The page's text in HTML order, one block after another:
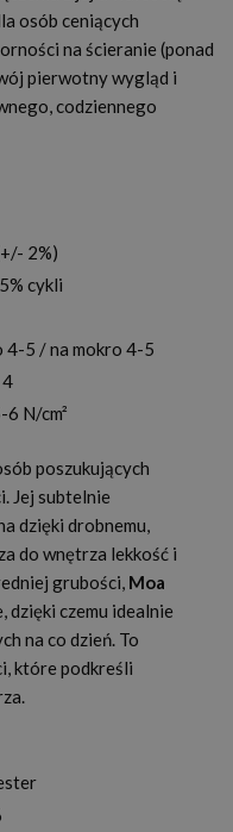
osób ceniących
na ścieranie (ponad
pierwotny wygląd i
codziennego
2%)
cykli
4-5 / na mokro 4-5
N/cm²
poszukujących
Jej subtelnie
dzięki drobnemu,
do wnętrza lekkość i
grubości, Moa
dzięki czemu idealnie
na co dzień. To
które podkreśli